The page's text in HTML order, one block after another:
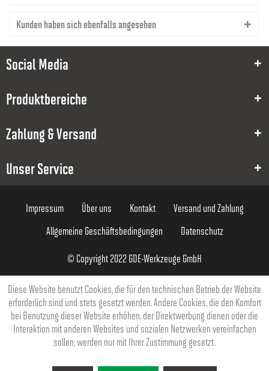
30
70
Kunden haben sich ebenfalls angesehen
Social Media
Produktbereiche
Zahlung & Versand
Unser Service
Impressum Über uns Kontakt
Versand und Zahlung
Allgemeine Geschäftsbedingungen
Datenschutz
© Copyright 2022 GDE-Werkzeuge GmbH
Diese Website benutzt Cookies, die für den technischen Betrieb der Website
erforderlich sind und stets gesetzt werden. Andere Cookies, die den Komfort
bei Benutzung dieser Website erhöhen, der Direktwerbung dienen oder die
Interaktion mit anderen Websites und sozialen Netzwerken vereinfachen
sollen, werden nur mit Ihrer Zustimmung gesetzt.